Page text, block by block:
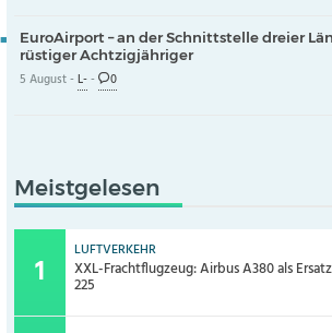
EuroAirport – an der Schnittstelle dreier
rüstiger Achtzigjähriger
5 August -L-- 0
Meistgelesen
LUFTVERKEHR
XXL-Frachtflugzeug: Airbus A380 als
225